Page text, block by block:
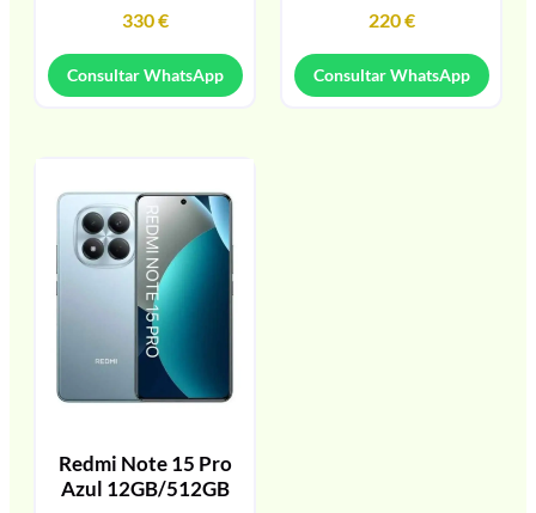
330€
Consultar WhatsApp
220€
Consultar WhatsApp
Redmi Note 15 Pro
Azul 12GB/512GB